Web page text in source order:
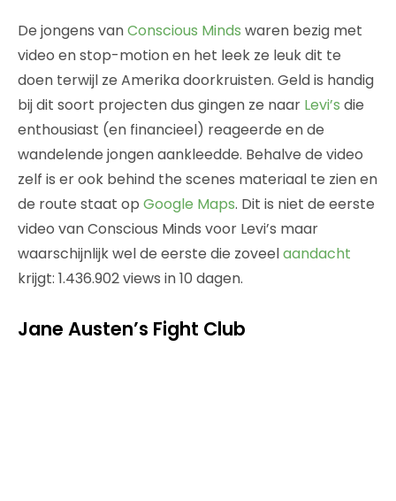
De jongens vanConscious Minds waren bezig met
video en stop-motion en het leek ze leuk dit te
doen terwijl ze Amerika doorkruisten. Geld is handig
bij dit soort projecten dus gingen ze naar Levi’s die
enthousiast (en financieel) reageerde en de
wandelende jongen aankleedde. Behalve de video
zelf is er ook behind the scenes materiaal te zien en
de route staat op Google Maps. Dit is niet de eerste
video van Conscious Minds voor Levi’s maar
waarschijnlijk wel de eerste die zoveelaandacht
krijgt: 1.436.902 views in 10 dagen.
Jane Austen’s Fight Club